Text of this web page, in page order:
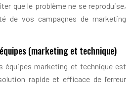
que le problème ne se reproduise,
de vos campagnes de marketing
(marketing et technique)
équipes marketing et technique est
rapide et efficace de l’erreur